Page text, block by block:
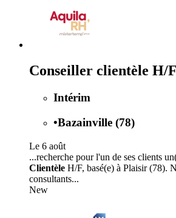
Conseiller clientèle H/F
Intérim
•Bazainville (78)
Le 6 août
...recherche pour l'un de ses clients
Clientèle H/F, basé(e) à Plaisir (78).
consultants...
New